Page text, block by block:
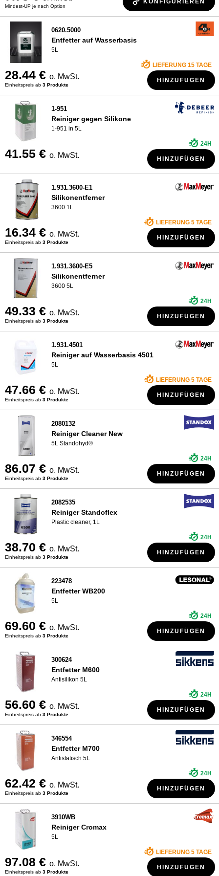
Mindest-UP je nach Option
0620.5000
Entfetter auf Wasserbasis
5L
28.44 € o. MwSt.
Einheitspreis ab 3 Produkte
LIEFERUNG 15 TAGE
HINZUFÜGEN
1-951
Reiniger gegen Silikone
1-951 in 5L
41.55 € o. MwSt.
24H
HINZUFÜGEN
1.931.3600-E1
Silikonentferner
3600 1L
16.34 € o. MwSt.
Einheitspreis ab 3 Produkte
LIEFERUNG 5 TAGE
HINZUFÜGEN
1.931.3600-E5
Silikonentferner
3600 5L
49.33 € o. MwSt.
Einheitspreis ab 3 Produkte
24H
HINZUFÜGEN
1.931.4501
Reiniger auf Wasserbasis 4501
5L
47.66 € o. MwSt.
Einheitspreis ab 3 Produkte
LIEFERUNG 5 TAGE
HINZUFÜGEN
2080132
Reiniger Cleaner New
5L Standohyd®
86.07 € o. MwSt.
Einheitspreis ab 3 Produkte
24H
HINZUFÜGEN
2082535
Reiniger Standoflex
Plastic cleaner, 1L
38.70 € o. MwSt.
Einheitspreis ab 3 Produkte
24H
HINZUFÜGEN
223478
Entfetter WB200
5L
69.60 € o. MwSt.
Einheitspreis ab 3 Produkte
24H
HINZUFÜGEN
300624
Entfetter M600
Antisilikon 5L
56.60 € o. MwSt.
Einheitspreis ab 3 Produkte
24H
HINZUFÜGEN
346554
Entfetter M700
Antistatisch 5L
62.42 € o. MwSt.
Einheitspreis ab 3 Produkte
24H
HINZUFÜGEN
3910WB
Reiniger Cromax
5L
97.08 € o. MwSt.
Einheitspreis ab 3 Produkte
LIEFERUNG 5 TAGE
HINZUFÜGEN